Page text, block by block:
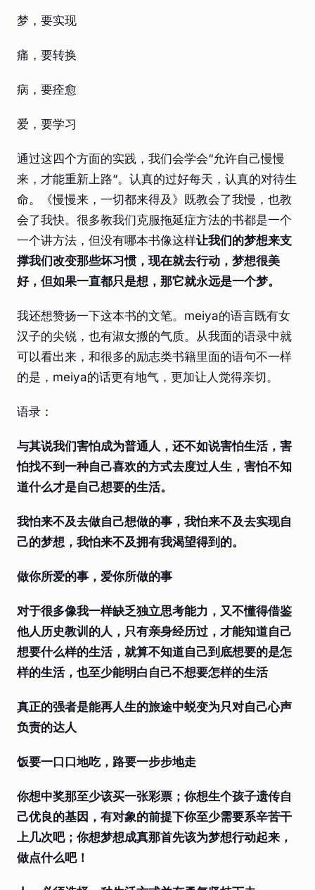
梦，要实现
痛，要转换
病，要痊愈
爱，要学习
通过这四个方面的实践，我们会学会“允许自己慢慢
来，才能重新上路“。认真的过好每天，认真的对待生
命。《慢慢来，一切都来得及》既教会了我慢，也教
会了我快。很多教我们克服拖延症方法的书都是一个
一个讲方法，但没有哪本书像这样让我们的梦想来支
撑我们改变那些坏习惯，现在就去行动，梦想很美
好，但如果一直都只是想，那它就永远是一个梦。
我还想赞扬一下这本书的文笔。meiya的语言既有女
汉子的尖锐，也有淑女搬的气质。从我面的语录中就
可以看出来，和很多的励志类书籍里面的语句不一样
的是，meiya的话更有地气，更加让人觉得亲切。
语录：
与其说我们害怕成为普通人，还不如说害怕生活，害
怕找不到一种自己喜欢的方式去度过人生，害怕不知
道什么才是自己想要的生活。
我怕来不及去做自己想做的事，我怕来不及去实现自
己的梦想，我怕来不及拥有我渴望得到的。
做你所爱的事，爱你所做的事
对于很多像我一样缺乏独立思考能力，又不懂得借鉴
他人历史教训的人，只有亲身经历过，才能知道自己
想要什么样的生活，就算不知道自己到底想要的是怎
样的生活，也至少能明白自己不想要怎样的生活
真正的强者是能再人生的旅途中蜕变为只对自己心声
负责的达人
饭要一口口地吃，路要一步步地走
你想中奖那至少该买一张彩票；你想生个孩子遗传自
己优良的基因，有对象的前提下你至少需要系辛苦干
上几次吧；你想梦想成真那首先该为梦想行动起来，
做点什么吧！